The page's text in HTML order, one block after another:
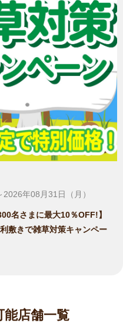
年08月31日（月）
名さまに最大10％OFF!】
敷きで雑草対策キャンペー
能店舗一覧